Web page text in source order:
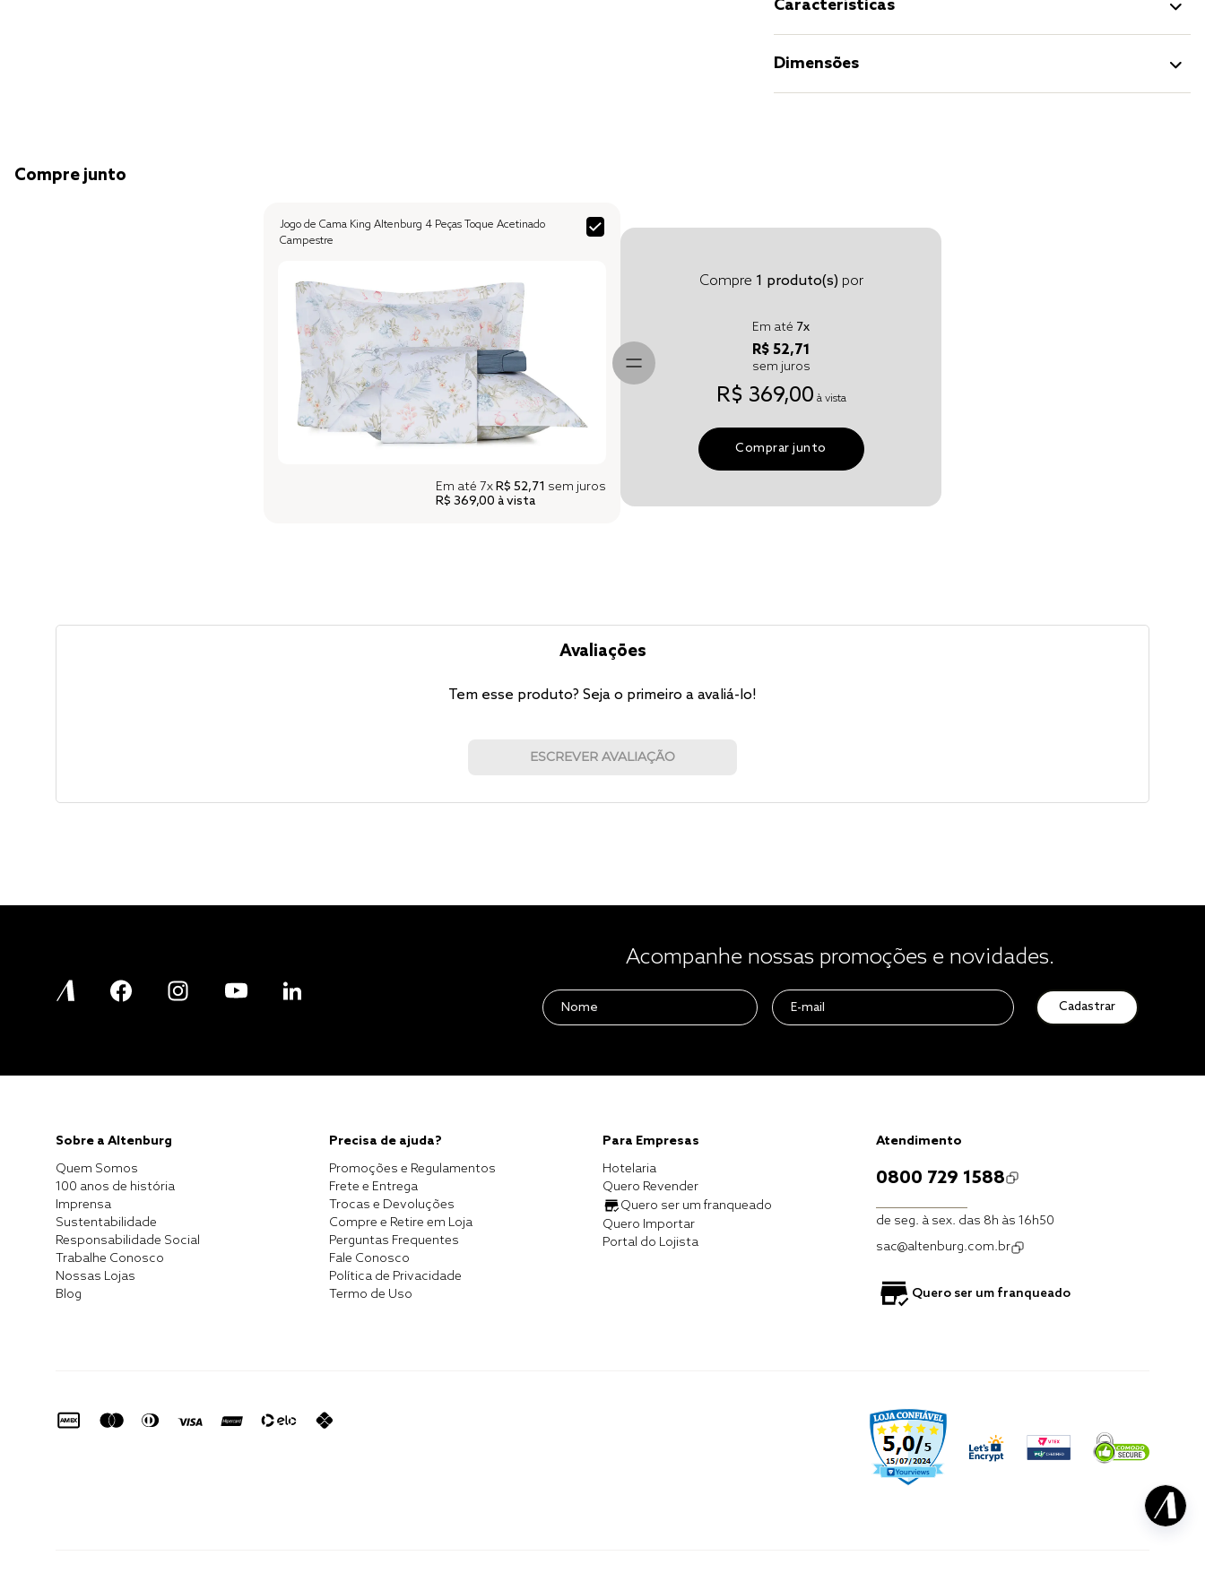
Características
Dimensões
Compre junto
Jogo de Cama King Altenburg 4 Peças Toque Acetinado
Campestre
Em até 7xR$ 52,71 sem juros
R$ 369,00 à vista
Compre 1 produto(s)por
Em até 7x
R$ 52,71
sem juros
R$ 369,00 à vista
Comprar junto
Avaliações
Tem esse produto? Seja o primeiro a avaliá-lo!
ESCREVER AVALIAÇÃO
Acompanhe nossas promoções e novidades.
Cadastrar
Sobre a Altenburg
Quem Somos
100 anos de história
Imprensa
Sustentabilidade
Responsabilidade Social
Trabalhe Conosco
Nossas Lojas
Blog
Precisa de ajuda?
Promoções e Regulamentos
Frete e Entrega
Trocas e Devoluções
Compre e Retire em Loja
Perguntas Frequentes
Fale Conosco
Política de Privacidade
Termo de Uso
Para Empresas
Hotelaria
Quero Revender
Quero ser um franqueado
Quero Importar
Portal do Lojista
Atendimento
0800 729 1588
de seg. à sex. das 8h às 16h50
sac@altenburg.com.br
Quero ser um franqueado